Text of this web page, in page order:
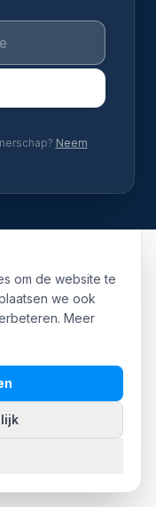
Neem
om de website te
we ook
Meer